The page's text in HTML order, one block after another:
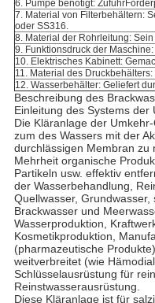
6. Pumpe benötigt:
7. Material von Filterbehältern:
oder SS316.
8. Material der Rohrleitung:
9. Funktionsdruck der
10. Elektrisches Kabinett:
11. Material des
12. Wasserbehälter: Geliefert
Beschreibung des
Einleitung des Systems der
Die Kläranlage der
zum des Wassers mit der
durchlässigen Membran zu
Mehrheit organische
Partikeln usw. effektiv
der Wasserbehandlung,
Quellwasser,
Brackwasser und
Wasserproduktion,
Kosmetikproduktion,
(pharmazeutische
weitverbreitet (wie
Schlüsselausrüstung für
Reinstwasserausrüstung.
Diese Kläranlage ist für